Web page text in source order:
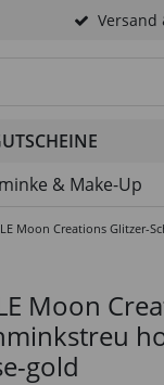
Versand
& Make-Up
Moon Creations Glitzer-
Moon
gold